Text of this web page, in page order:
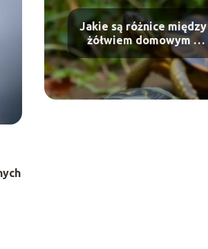
Jakie są różnice między
żółwiem domowym a
dzikim?